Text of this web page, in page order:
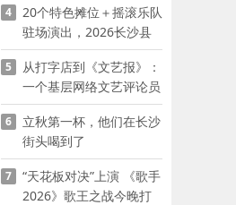
4
20个特色摊位＋摇滚乐队
驻场演出，2026长沙县
夜市嘉年华启幕
5
从打字店到《文艺报》：
一个基层网络文艺评论员
的突围
6
立秋第一杯，他们在长沙
街头喝到了
7
“天花板对决”上演 《歌手
2026》歌王之战今晚打